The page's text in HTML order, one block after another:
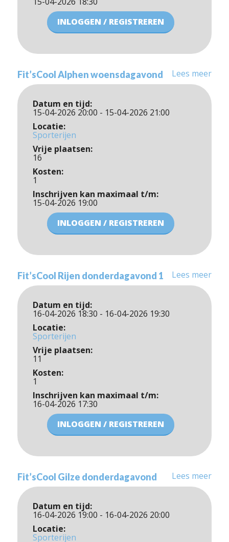
INLOGGEN / REGISTREREN
Fit’sCool Alphen woensdagavond Lees meer
Datum en tijd:
15-04-2026 20:00 - 15-04-2026 21:00
Locatie:
Sporterijen
Vrije plaatsen:
16
Kosten:
1
Inschrijven kan maximaal t/m:
15-04-2026 19:00
INLOGGEN / REGISTREREN
Fit’sCool Rijen donderdagavond 1 Lees meer
Datum en tijd:
16-04-2026 18:30 - 16-04-2026 19:30
Locatie:
Sporterijen
Vrije plaatsen:
11
Kosten:
1
Inschrijven kan maximaal t/m:
16-04-2026 17:30
INLOGGEN / REGISTREREN
Fit’sCool Gilze donderdagavond Lees meer
Datum en tijd:
16-04-2026 19:00 - 16-04-2026 20:00
Locatie:
Sporterijen